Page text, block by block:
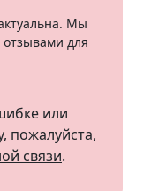
Мы
для
или
пожалуйста,
связи.